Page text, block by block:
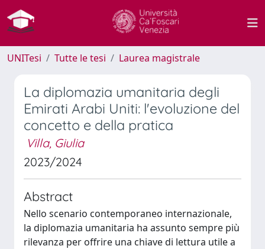
UNITesi Tutte le tesi Laurea magistrale
La diplomazia umanitaria degli
Emirati Arabi Uniti: l'evoluzione del
concetto e della pratica
Villa, Giulia
2023/2024
Abstract
Nello scenario contemporaneo internazionale,
la diplomazia umanitaria ha assunto sempre più
rilevanza per offrire una chiave di lettura utile a